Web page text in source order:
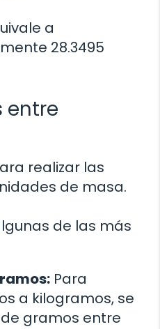
a
28.3495
entre
realizar las
de masa.
de las más
Para
a kilogramos, se
gramos entre